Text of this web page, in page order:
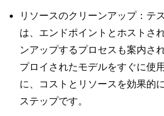
リソースのクリーンアップ：テ
は、エンドポイントとホストさ
ンアップするプロセスも案内さ
プロイされたモデルをすぐに使
に、コストとリソースを効果的
ステップです。